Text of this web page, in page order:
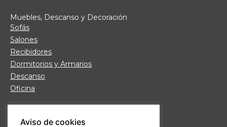
Muebles, Descanso y Decoración
Sofás
Salones
Recibidores
Dormitorios y Armarios
Descanso
Oficina
Fábrica de Muebles
Aviso de cookies